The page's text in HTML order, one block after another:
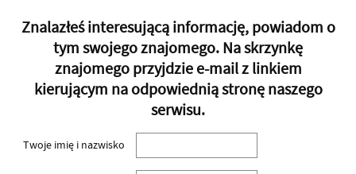
Znalazłeś interesującą informację, powiadom o
tym swojego znajomego. Na skrzynkę
znajomego przyjdzie e-mail z linkiem
kierującym na odpowiednią stronę naszego
serwisu.
Twoje imię i nazwisko